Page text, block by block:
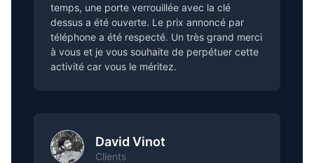
temps, une porte verrouillée avec la clé
dessus a été ouverte. Le prix annoncé par
téléphone a été respecté. Un très grand merci
à vous et je vous souhaite de perpétuer cette
activité car vous le méritez.
David Vinot
Clients